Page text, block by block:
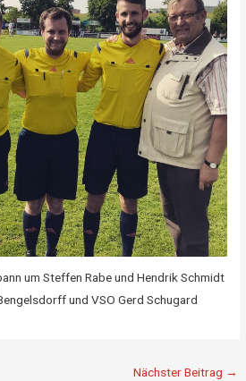
um Steffen Rabe und Hendrik Schmidt
und VSO Gerd Schugard
Nächster Beitrag →